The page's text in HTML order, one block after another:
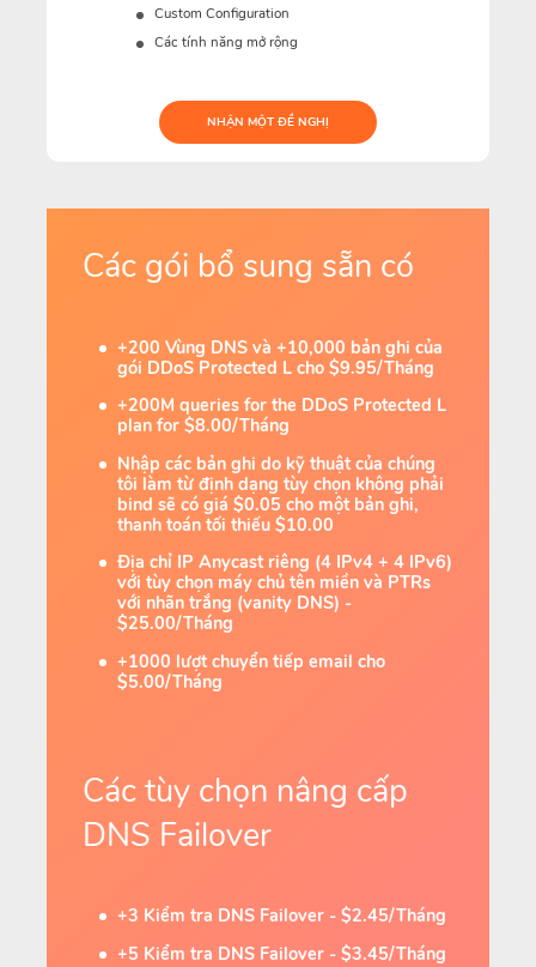
Custom Configuration
Các tính năng mở rộng
NHẬN MỘT ĐỀ NGHỊ
Các gói bổ sung sẵn có
+200 Vùng DNS và +10,000 bản ghi của
gói DDoS Protected L cho $9.95/Tháng
+200M queries for the DDoS Protected L
plan for $8.00/Tháng
Nhập các bản ghi do kỹ thuật của chúng
tôi làm từ định dạng tùy chọn không phải
bind sẽ có giá $0.05 cho một bản ghi,
thanh toán tối thiếu $10.00
Địa chỉ IP Anycast riêng (4 IPv4 + 4 IPv6)
với tùy chọn máy chủ tên miền và PTRs
với nhãn trắng (vanity DNS) -
$25.00/Tháng
+1000 lượt chuyển tiếp email cho
$5.00/Tháng
Các tùy chọn nâng cấp
DNS Failover
+3 Kiểm tra DNS Failover - $2.45/Tháng
+5 Kiểm tra DNS Failover - $3.45/Tháng